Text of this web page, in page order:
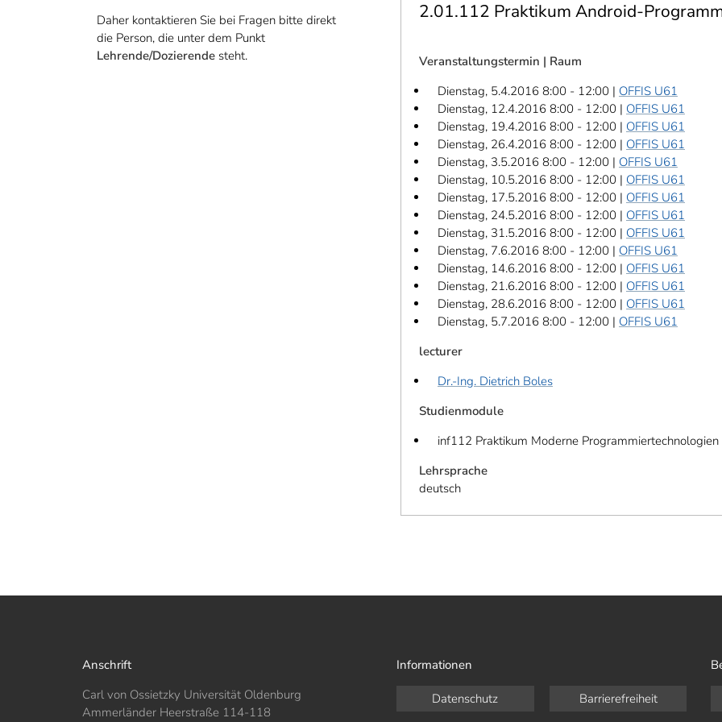
Daher kontaktieren Sie bei Fragen bitte direkt
die Person, die unter dem Punkt
Lehrende/Dozierende steht.
2.01.112 Praktikum Android-
Veranstaltungstermin | Raum
Dienstag, 5.4.2016 8:00 - 12:00 | OFFIS U61
Dienstag, 12.4.2016 8:00 - 12:00 | OFFIS U61
Dienstag, 19.4.2016 8:00 - 12:00 | OFFIS U61
Dienstag, 26.4.2016 8:00 - 12:00 | OFFIS U61
Dienstag, 3.5.2016 8:00 - 12:00 | OFFIS U61
Dienstag, 10.5.2016 8:00 - 12:00 | OFFIS U61
Dienstag, 17.5.2016 8:00 - 12:00 | OFFIS U61
Dienstag, 24.5.2016 8:00 - 12:00 | OFFIS U61
Dienstag, 31.5.2016 8:00 - 12:00 | OFFIS U61
Dienstag, 7.6.2016 8:00 - 12:00 | OFFIS U61
Dienstag, 14.6.2016 8:00 - 12:00 | OFFIS U61
Dienstag, 21.6.2016 8:00 - 12:00 | OFFIS U61
Dienstag, 28.6.2016 8:00 - 12:00 | OFFIS U61
Dienstag, 5.7.2016 8:00 - 12:00 | OFFIS U61
lecturer
Dr.-Ing. Dietrich Boles
Studienmodule
inf112 Praktikum Moderne Programmiertechnologien
Lehrsprache
deutsch
Anschrift
Carl von Ossietzky Universität Oldenburg
Ammerländer Heerstraße 114-118
Informationen
Datenschutz Barrierefreiheit